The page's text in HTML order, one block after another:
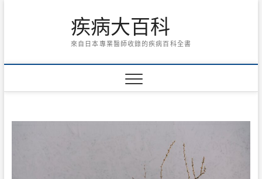
疾病大百科
來自日本專業醫師收錄的疾病百科全書